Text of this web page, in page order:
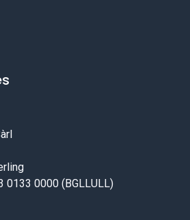
0133 0000 (BGLLULL)